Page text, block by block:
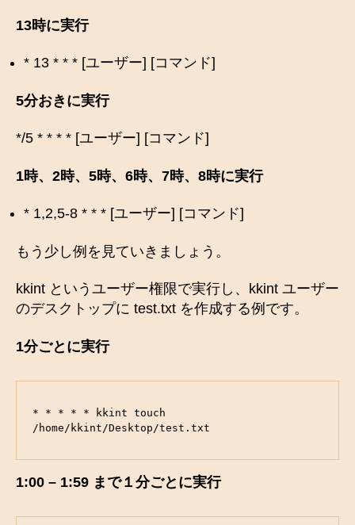
13時に実行
* 13 * * * [ユーザー] [コマンド]
5分おきに実行
*/5 * * * * [ユーザー] [コマンド]
1時、2時、5時、6時、7時、8時に実行
* 1,2,5-8 * * * [ユーザー] [コマンド]
もう少し例を見ていきましょう。
kkint というユーザー権限で実行し、kkint ユーザー
のデスクトップに test.txt を作成する例です。
1分ごとに実行
* * * * * kkint touch
/home/kkint/Desktop/test.txt
1:00 – 1:59 まで１分ごとに実行